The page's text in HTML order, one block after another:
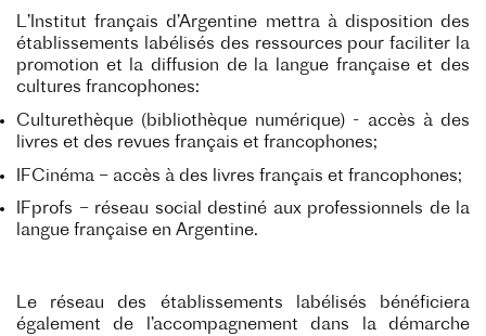
L’Institut français d’Argentine mettra à disposition des
établissements labélisés des ressources pour faciliter la
promotion et la diffusion de la langue française et des
cultures francophones:
Culturethèque (bibliothèque numérique) - accès à des
livres et des revues français et francophones;
IFCinéma – accès à des livres français et francophones;
IFprofs – réseau social destiné aux professionnels de la
langue française en Argentine.
Le réseau des établissements labélisés bénéficiera
également de l’accompagnement dans la démarche